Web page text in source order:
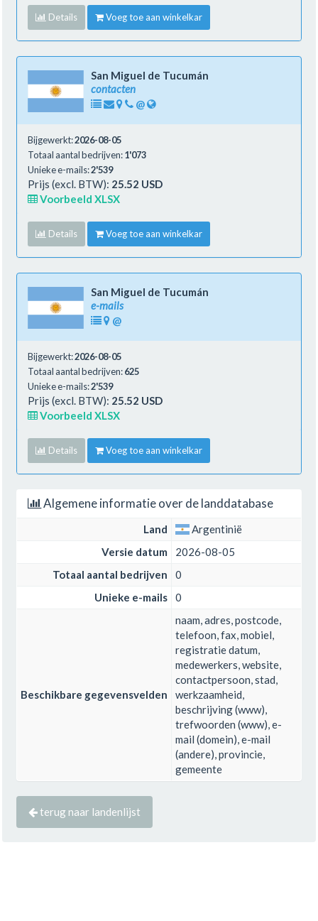
Details Voeg toe aan winkelkar
San Miguel de Tucumán
contacten
@
Bijgewerkt:2026-08-05
Totaal aantal bedrijven:1'073
Unieke e-mails:2'539
Prijs (excl. BTW): 25.52 USD
Voorbeeld XLSX
Details Voeg toe aan winkelkar
San Miguel de Tucumán
e-mails
@
Bijgewerkt:2026-08-05
Totaal aantal bedrijven:625
Unieke e-mails:2'539
Prijs (excl. BTW): 25.52 USD
Voorbeeld XLSX
Details Voeg toe aan winkelkar
Algemene informatie over de landdatabase
Land
Argentinië
Versie datum
2026-08-05
Totaal aantal bedrijven
0
Unieke e-mails
0
Beschikbare gegevensvelden
naam, adres, postcode,
telefoon, fax, mobiel,
registratie datum,
medewerkers, website,
contactpersoon, stad,
werkzaamheid,
beschrijving (www),
trefwoorden (www), e-
mail (domein), e-mail
(andere), provincie,
gemeente
terug naar landenlijst